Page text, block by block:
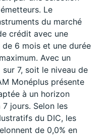
Le
du marché
crédit avec une
6 mois et une durée
Avec un
7, soit le niveau de
Monéplus présente
à un horizon
jours. Selon les
du DIC, les
de 0,0% en